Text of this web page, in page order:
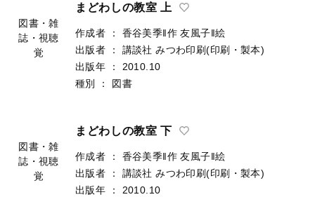
図書・雑
誌・視聴
覚
まどわしの教室 上
作成者 ： 香谷美季‖作 友風子‖絵
出版者
： 講談社 みつわ印刷(印刷・製本)
出版年
：
2010.10
種別
： 図書
図書・雑
誌・視聴
覚
まどわしの教室 下
作成者 ： 香谷美季‖作 友風子‖絵
出版者
： 講談社 みつわ印刷(印刷・製本)
出版年
： 2010.10